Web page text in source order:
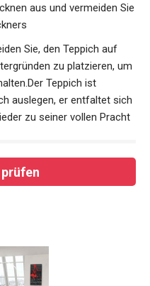
aus und vermeiden Sie
Sie, den Teppich auf
zu platzieren, um
Teppich ist
auslegen, er entfaltet sich
zu seiner vollen Pracht